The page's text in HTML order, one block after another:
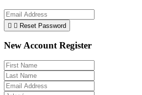
  Reset Password
New Account Register